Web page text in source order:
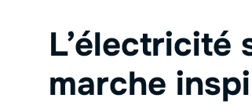
L’électricité
marche